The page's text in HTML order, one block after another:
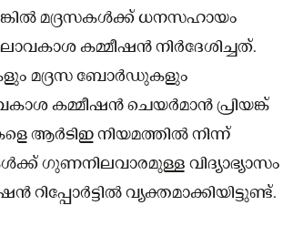
മദ്രസകൾക്ക് ധനസഹായം
കമ്മീഷന്‍ നിര്‍ദേശിച്ചത്.
മദ്രസ ബോര്‍ഡുകളും
കമ്മീഷന്‍ ചെയര്‍മാന്‍ പ്രിയങ്ക്
ആര്‍ടിഇ നിയമത്തില്‍ നിന്ന്
ഗുണനിലവാരമുള്ള വിദ്യാഭ്യാസം
വ്യക്തമാക്കിയിട്ടുണ്ട്.